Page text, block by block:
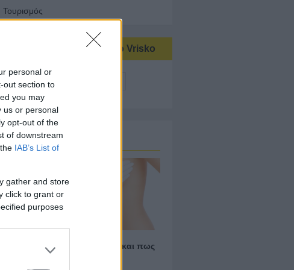
personal or
out section to
you may
us or personal
opt-out of the
of downstream
IAB’s List of
gather and store
click to grant or
purposes
Τουρισμός
Σχετικές αναζητήσεις στο Vrisko
Ενεργειακοί Επιθεωρητές
Δημοφιλή Άρθρα
Τι είναι το Πρησμένο Στήθος και πως
αντιμετωπίζεται